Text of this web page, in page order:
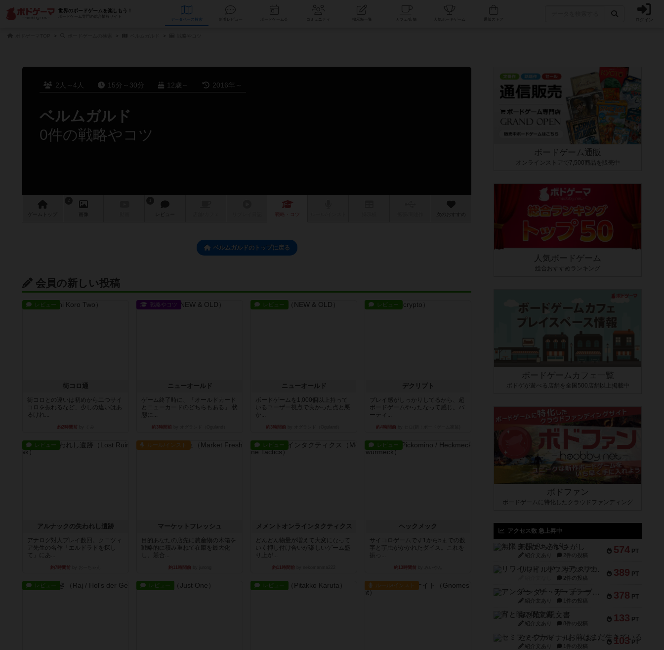
世界のボードゲームを楽しもう！
ボードゲーム専門の総合情報サイト
データベース コミュニティ 人気ボードゲーム ログイン
2人～4人 15分～30分 12歳～ 2016年～
ベルムガルド
0件の戦略やコツ
ゲーム トップ 画像 レビュー 戦略 ・コツ 次のおすすめ
ベルムガルドのトップに戻る
会員の新しい投稿
レビュー
街コロ通
街コロとの違いは初めから二つサイ
コロを振れるなど、少しの違いはあ
るけれ...
約2時間前
戦略やコツ
ニューオールド
ゲーム終了時に、「オールドカード
とニューカードのどちらもある」 状
態に...
約3時間前
レビュー
ニューオールド
ボードゲームを1,000個以上持って
いるユーザー視点で良かった点と悪
か...
約3時間前
レビュー
デクリプト
プレイ感がしっかりしてるから、超
ボードゲームやったなって感じ。パ
ーティ...
約4時間前
レビュー
アルナックの失われし遺跡
アナログ対人プレイ数回。クニツィ
ア先生の名作「エルドラドを探し
て」にあ...
約7時間前
ルール/インスト
マーケットフレッシュ
目的あなたの店先に農産物の木箱を
戦略的に積み重ねて在庫を最大化
し、競合...
約11時間前
レビュー
メメントオンラインタクティクス
どんどん物量が増えて大変になって
いく押し付け合いが楽しいゲーム盛
り上が...
約11時間前
レビュー
ヘックメック
サイコロゲームです1から5までの数
字と芋虫がかかれたダイス。これを
振っ...
約13時間前
レビュー レビュー レビュー ルール/インスト
ボードゲーム通販
オンラインストアで7,500商品を販売中
人気ボードゲーム
総合おすすめランキング
ボードゲームカフェ一覧
ボドゲが遊べる店舗を全国500店舗以上掲載中
ボドファン
ボードゲームに特化したクラウドファンディング
アクセス数 急上昇中
574 PT
無限まちがいさがし
紹介文あり 2件の投稿
389 PT
リワイルド：サウスアメリカ
2件の投稿
378 PT
アンダー・ザ・テーブラー
紹介文あり 1件の投稿
133 PT
宵と暁の呪文書
紹介文あり 8件の投稿
103 PT
セミファイナル ～お前はまだ生きている～
紹介文あり 1件の投稿